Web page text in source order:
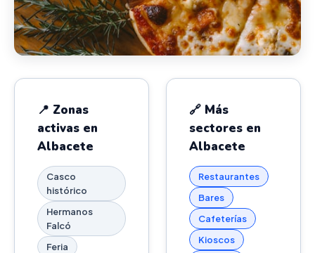
📍 Zonas
activas en
Albacete
Casco
histórico
Hermanos
Falcó
Feria
🔗 Más
sectores en
Albacete
Restaurantes
Bares
Cafeterías
Kioscos